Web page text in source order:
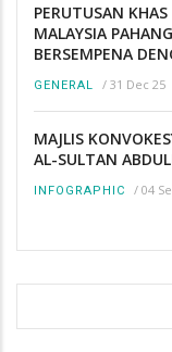
PERUTUSAN
MALAYSIA
BERSEMPENA
GENERAL / 31 Dec 25
MAJLIS
AL-SULTAN
INFOGRAPHIC / 04